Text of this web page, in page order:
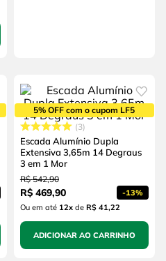
5% OFF com o cupom LF5
3
Escada Alumínio Dupla
Extensiva 3,65m 14 Degraus
3 em 1 Mor
R$ 542,90
R$ 469,90 -13%
Ou em até 12xde R$ 41,22
ADICIONAR AO CARRINHO